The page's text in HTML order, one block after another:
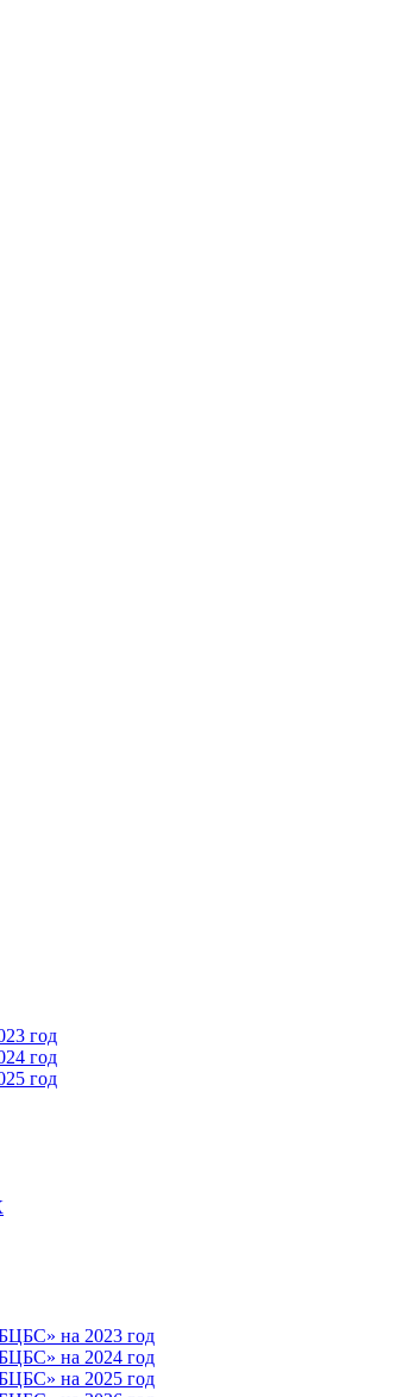
год
год
год
на 2023 год
на 2024 год
на 2025 год